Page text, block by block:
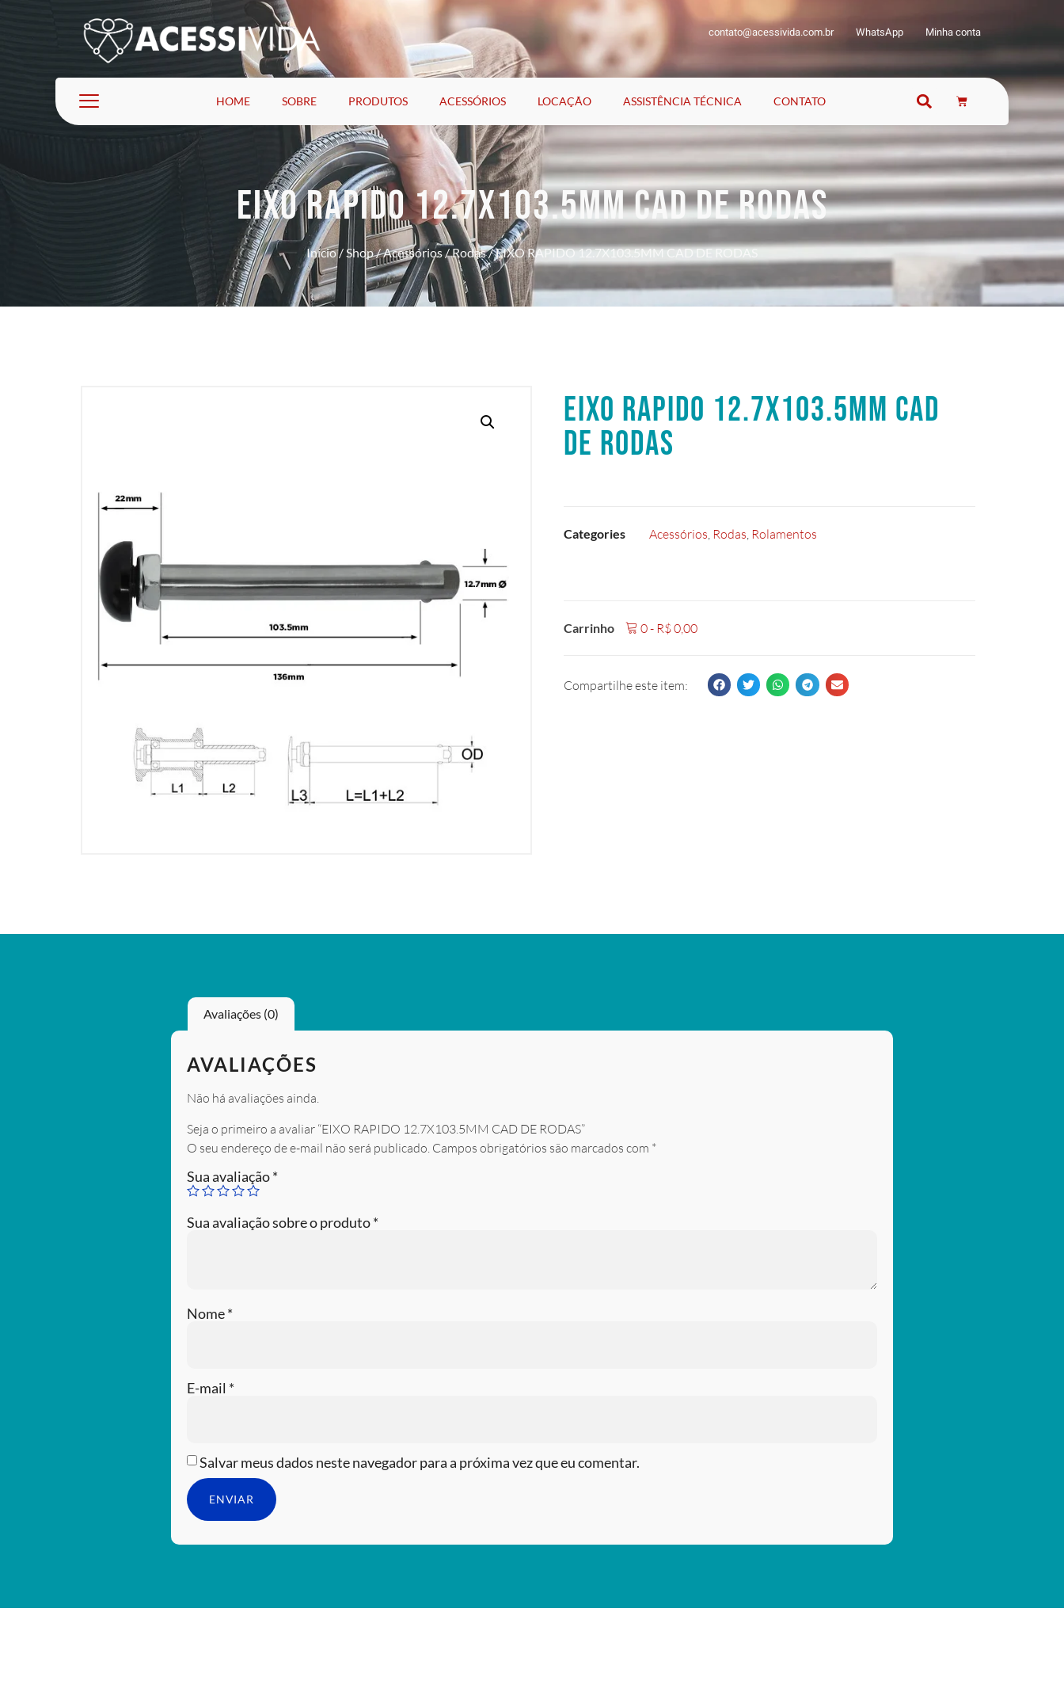
contato@acessivida.com.br WhatsApp Minha conta
HOME SOBRE PRODUTOS ACESSÓRIOS LOCAÇÃO ASSISTÊNCIA TÉCNICA CONTATO
EIXO RAPIDO 12.7X103.5MM CAD DE RODAS
Início/ Shop/Acessórios /Rodas/ EIXO RAPIDO 12.7X103.5MM CAD DE RODAS
EIXO RAPIDO 12.7X103.5MM CAD
DE RODAS
Categories Acessórios Rodas Rolamentos
Carrinho 0- R$0,00
Compartilhe este item:
Avaliações (0)
AVALIAÇÕES
Não há avaliações ainda.
Seja o primeiro a avaliar “EIXO RAPIDO 12.7X103.5MM CAD DE RODAS”
O seu endereço de e-mail não será publicado. Campos obrigatórios são marcados com *
Sua avaliação*
Sua avaliação sobre o produto*
Nome*
E-mail *
Salvar meus dados neste navegador para a próxima vez que eu comentar.